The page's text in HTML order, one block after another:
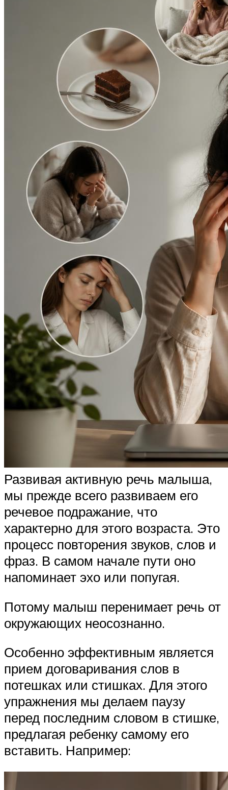
Развивая активную речь малыша,
мы прежде всего развиваем его
речевое подражание, что
характерно для этого возраста. Это
процесс повторения звуков, слов и
фраз. В самом начале пути оно
напоминает эхо или попугая.
Потому малыш перенимает речь от
окружающих неосознанно.
Особенно эффективным является
прием договаривания слов в
потешках или стишках. Для этого
упражнения мы делаем паузу
перед последним словом в стишке,
предлагая ребенку самому его
вставить. Например: